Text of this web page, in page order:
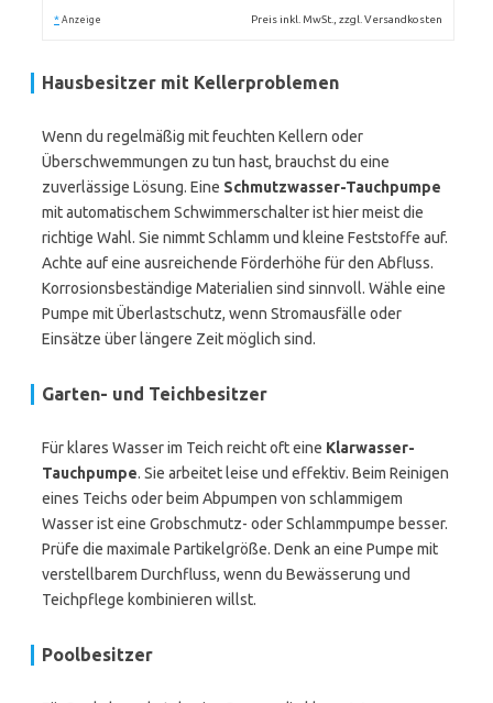
* Anzeige Preis inkl. MwSt., zzgl. Versandkosten
Hausbesitzer mit Kellerproblemen
Wenn du regelmäßig mit feuchten Kellern oder
Überschwemmungen zu tun hast, brauchst du eine
zuverlässige Lösung. Eine Schmutzwasser-Tauchpumpe
mit automatischem Schwimmerschalter ist hier meist die
richtige Wahl. Sie nimmt Schlamm und kleine Feststoffe auf.
Achte auf eine ausreichende Förderhöhe für den Abfluss.
Korrosionsbeständige Materialien sind sinnvoll. Wähle eine
Pumpe mit Überlastschutz, wenn Stromausfälle oder
Einsätze über längere Zeit möglich sind.
Garten- und Teichbesitzer
Für klares Wasser im Teich reicht oft eine Klarwasser-
Tauchpumpe. Sie arbeitet leise und effektiv. Beim Reinigen
eines Teichs oder beim Abpumpen von schlammigem
Wasser ist eine Grobschmutz- oder Schlammpumpe besser.
Prüfe die maximale Partikelgröße. Denk an eine Pumpe mit
verstellbarem Durchfluss, wenn du Bewässerung und
Teichpflege kombinieren willst.
Poolbesitzer